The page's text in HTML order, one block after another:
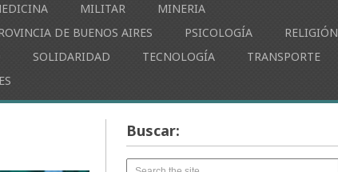
MILITAR
MINERIA
DE BUENOS AIRES PSICOLOGÍA
RELIGIÓN
SOLIDARIDAD TECNOLOGÍA
TRANSPORTE
Buscar: